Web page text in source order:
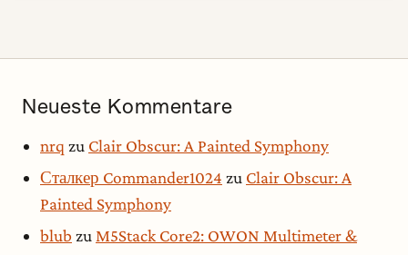
Neueste Kommentare
nrq zu Clair Obscur: A Painted Symphony
Сталкер Commander1024 zu Clair Obscur: A
Painted Symphony
blub zuM5Stack Core2: OWON Multimeter &